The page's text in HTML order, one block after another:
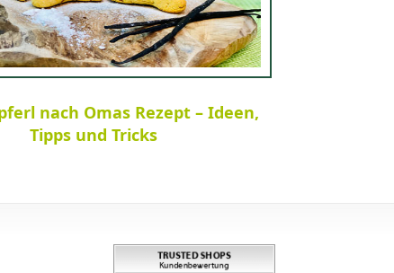
nach Omas Rezept – Ideen,
Tipps und Tricks